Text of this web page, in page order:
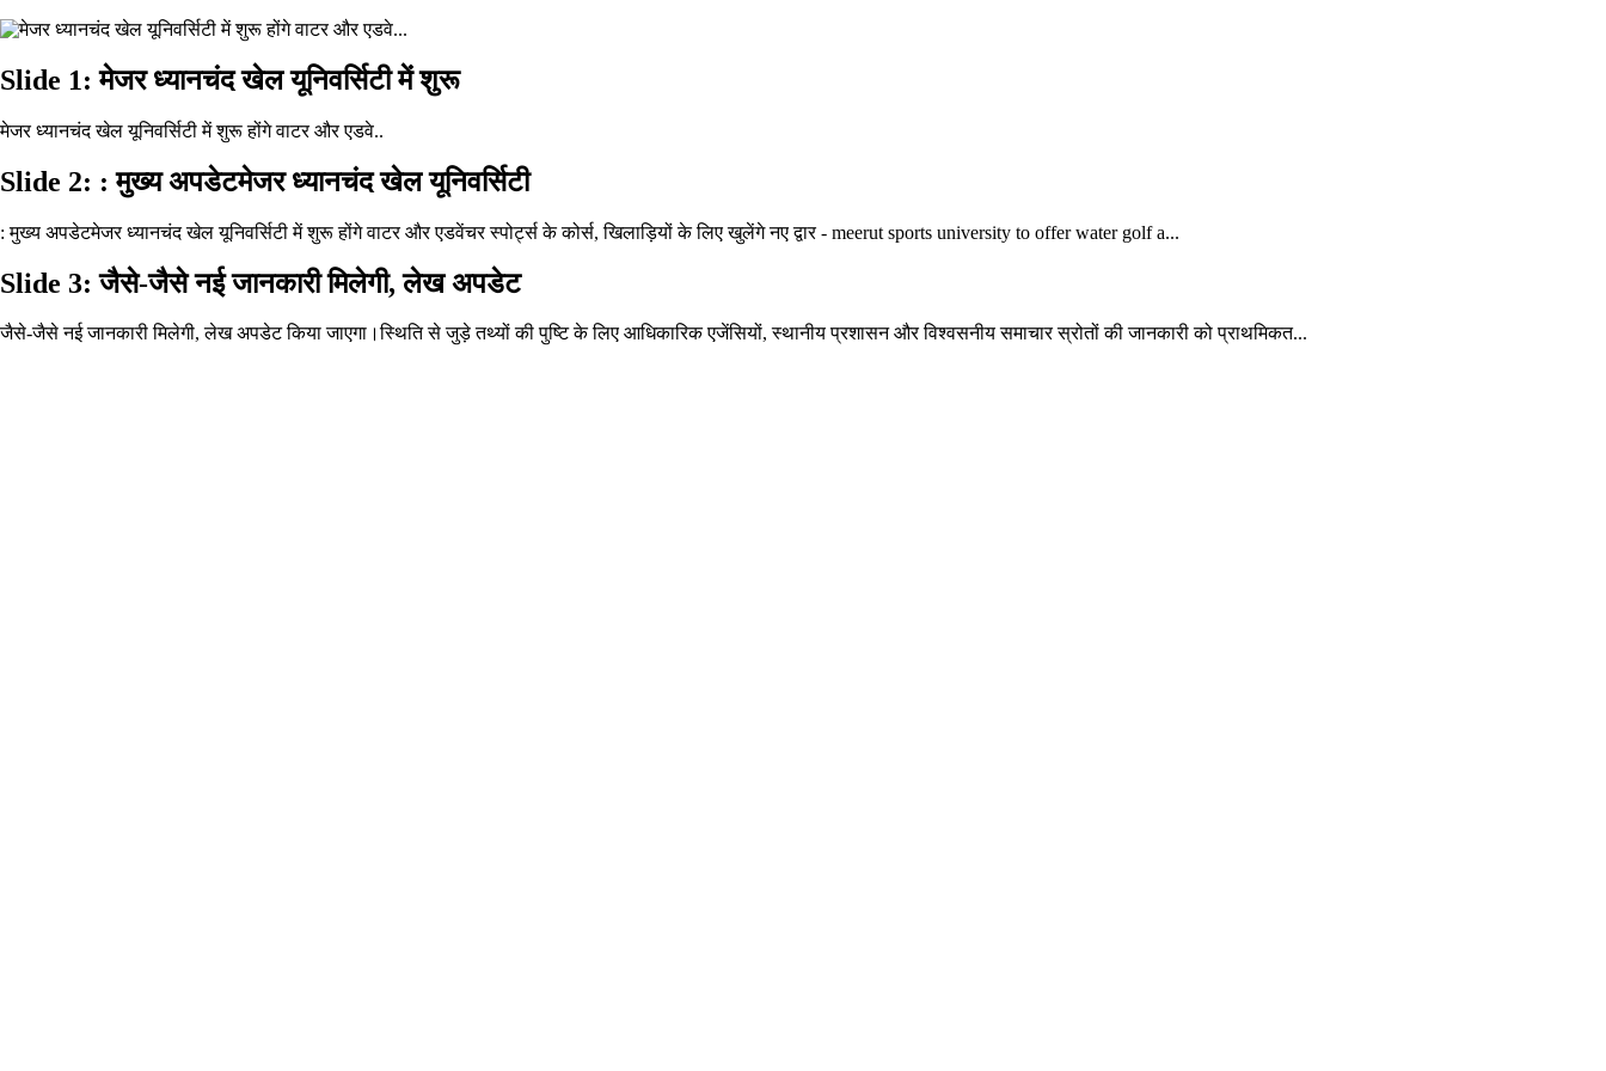
Slide 1: मेजर ध्यानचंद खेल यूनिवर्सिटी में शुरू
मेजर ध्यानचंद खेल यूनिवर्सिटी में शुरू होंगे वाटर और एडवे..
Slide 2: : मुख्य अपडेटमेजर ध्यानचंद खेल यूनिवर्सिटी
: मुख्य अपडेटमेजर ध्यानचंद खेल यूनिवर्सिटी में शुरू होंगे वाटर और एडवेंचर स्पोर्ट्स के कोर्स, खिलाड़ियों के लिए खुलेंगे नए द्वार - meerut sports university to offer water golf a...
Slide 3: जैसे-जैसे नई जानकारी मिलेगी, लेख अपडेट
जैसे-जैसे नई जानकारी मिलेगी, लेख अपडेट किया जाएगा।स्थिति से जुड़े तथ्यों की पुष्टि के लिए आधिकारिक एजेंसियों, स्थानीय प्रशासन और विश्वसनीय समाचार स्रोतों की जानकारी को प्राथमिकत...